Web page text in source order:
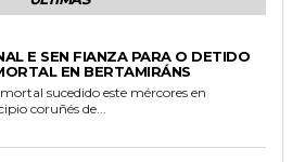
E SEN FIANZA PARA O DETIDO
EN BERTAMIRÁNS
sucedido este mércores en
coruñés de...